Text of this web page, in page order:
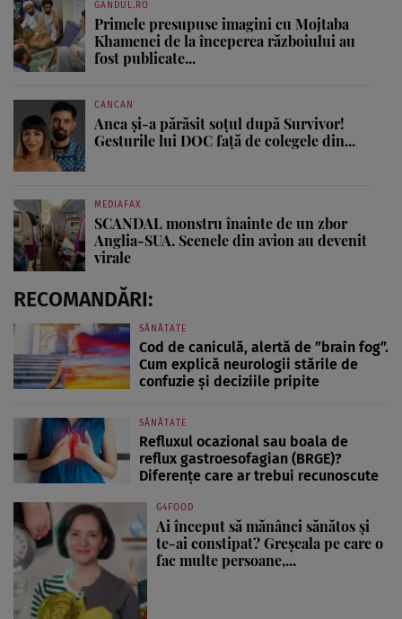
GANDUL.RO
Primele presupuse imagini cu Mojtaba
Khamenei de la începerea războiului au
fost publicate...
CANCAN
Anca și-a părăsit soțul după Survivor!
Gesturile lui DOC față de colegele din...
MEDIAFAX
SCANDAL monstru înainte de un zbor
Anglia-SUA. Scenele din avion au devenit
virale
RECOMANDĂRI:
SĂNĂTATE
Cod de caniculă, alertă de ”brain fog”.
Cum explică neurologii stările de
confuzie și deciziile pripite
SĂNĂTATE
Refluxul ocazional sau boala de
reflux gastroesofagian (BRGE)?
Diferențe care ar trebui recunoscute
G4FOOD
Ai început să mănânci sănătos și
te-ai constipat? Greșeala pe care o
fac multe persoane,...